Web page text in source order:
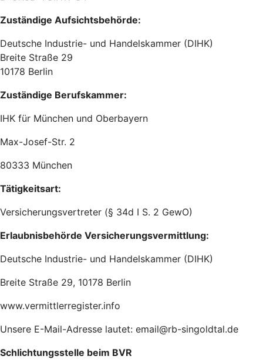
Zuständige Aufsichtsbehörde:
Deutsche Industrie- und Handelskammer (DIHK)
Breite Straße 29
10178 Berlin
Zuständige Berufskammer:
IHK für München und Oberbayern
Max-Josef-Str. 2
80333 München
Tätigkeitsart:
Versicherungsvertreter (§ 34d I S. 2 GewO)
Erlaubnisbehörde Versicherungsvermittlung:
Deutsche Industrie- und Handelskammer (DIHK)
Breite Straße 29, 10178 Berlin
www.vermittlerregister.info
Unsere E-Mail-Adresse lautet: email@rb-singoldtal.de
Schlichtungsstelle beim BVR